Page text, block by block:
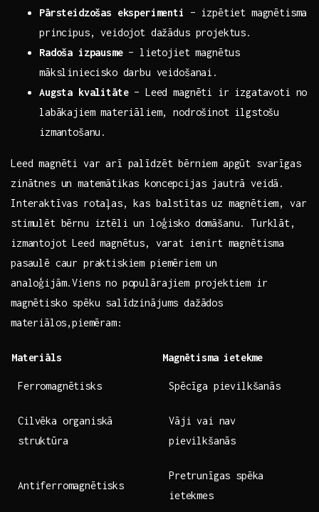
Pārsteidzošas eksperimenti
– izpētiet magnētisma
principus, veidojot dažādus projektus.
Radoša izpausme⁣– lietojiet magnētus‍
māksliniecisko darbu veidošanai.
Augsta kvalitāte– Leed magnēti ir izgatavoti no
labākajiem materiāliem, nodrošinot ilgstošu
izmantošanu.
Leed magnēti var arī ‌palīdzēt bērniem apgūt svarīgas
zinātnes un matemātikas koncepcijas jautrā veidā.
Interaktīvas rotaļas, kas balstītas uz ‍magnētiem, var
stimulēt bērnu iztēli un loģisko domāšanu. Turklāt,⁤
izmantojot Leed ⁣magnētus, varat ienirt magnētisma⁤
pasaulē caur praktiskiem piemēriem ‍un
analoģijām.Viens no populārajiem‌ projektiem ir
magnētisko spēku salīdzinājums dažādos
⁤materiālos,piemēram:
Materiāls Magnētisma ietekme
Ferromagnētisks Spēcīga pievilkšanās
Cilvēka organiskā
struktūra
Vāji vai nav
pievilkšanās
Antiferromagnētisks
Pretrunīgas spēka
ietekmes